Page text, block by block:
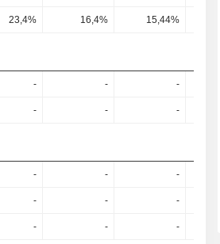
23,4% 16,4% 15,44%
- - -
- - -
- - -
- - -
- - -